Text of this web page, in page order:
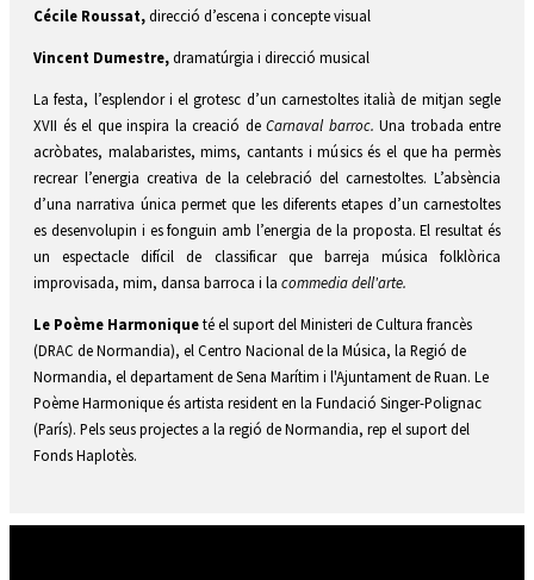
Cécile Roussat,direcció d’escena i concepte visual
Vincent Dumestre,dramatúrgia i direcció musical
La festa, l’esplendor i el grotesc d’un carnestoltes italià de mitjan segle
XVII és el que inspira la creació de Carnaval barroc. Una trobada entre
acròbates, malabaristes, mims, cantants i músics és el que ha permès
recrear l’energia creativa de la celebració del carnestoltes. L’absència
d’una narrativa única permet que les diferents etapes d’un carnestoltes
es desenvolupin i es fonguin amb l’energia de la proposta. El resultat és
un espectacle difícil de classificar que barreja música folklòrica
improvisada, mim, dansa barroca i la commedia dell'arte.
Le Poème Harmoniqueté el suportdel Ministeri de Cultura francès
(DRAC de Normandia), el Centro Nacional de la Música, la Regió de
Normandia, el departament de Sena Marítim i l'Ajuntament de Ruan. Le
Poème Harmonique és artista resident en la Fundació Singer-Polignac
(París). Pels seus projectes a la regió de Normandia, rep el suport del
Fonds Haplotès.